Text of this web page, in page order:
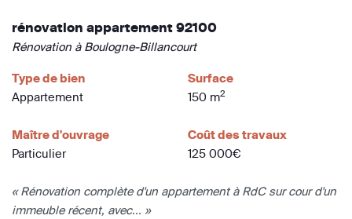
rénovation appartement 92100
Rénovation à Boulogne-Billancourt
Type de bien
Appartement
Surface
150 m2
Maître d'ouvrage
Particulier
Coût des travaux
125 000€
« Rénovation complète d'un appartement à RdC sur cour d'un
immeuble récent, avec... »